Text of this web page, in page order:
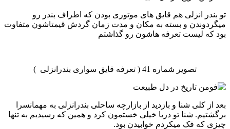
تو بندر انزلی هم قایق های موتوری بودن که اطراف بندر رو
میگردوندن و بسته به مکان و مدت زمان گردش قیمتاشون متفاوت
بود که لیست تعرفه هاشون رو گذاشتم
تصویر شماره 41 ( تعرفه قایق سواری بندرانزلی )
بعد از کلی شنا و بازدید از بازارچه ساحلی بندرانزلی به مهمانسرا
برگشتیم. شنا تو دریا خیلی خستمون کرد و همین که رسیدیم به تنها
چیزی که فک میکردم خوابیدن بود.